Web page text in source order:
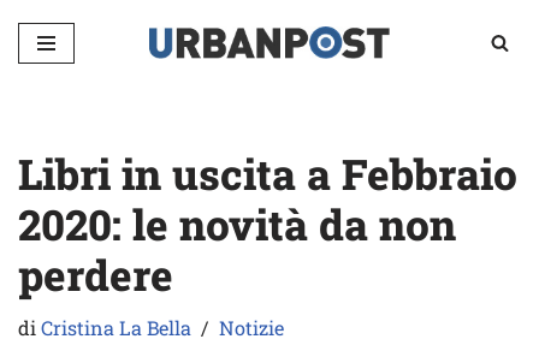
Vai
Libri in uscita a Febbraio
2020: le novità da non
perdere
diCristina La Bella Notizie